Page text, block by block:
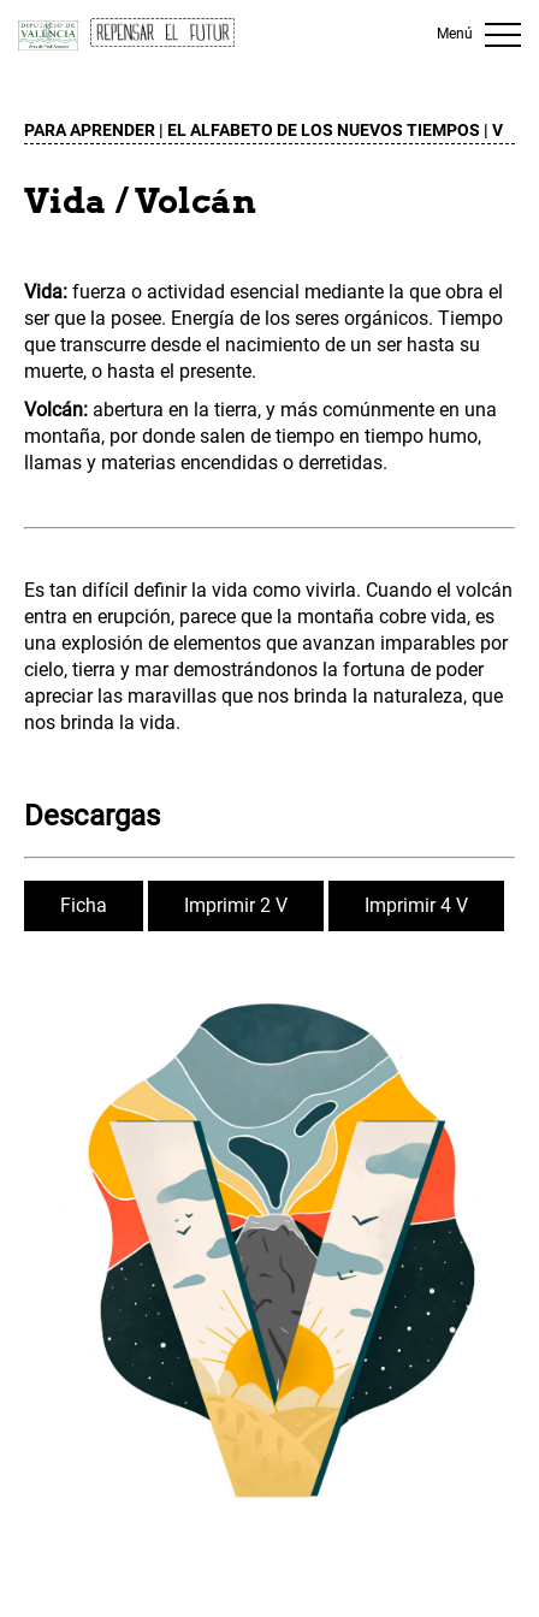
Menú
VALENCIÀ | CASTELLANO
PARA APRENDER | EL ALFABETO DE LOS NUEVOS TIEMPOS | V
Vida / Volcán
Vida: fuerza o actividad esencial mediante la que obra el
ser que la posee. Energía de los seres orgánicos. Tiempo
que transcurre desde el nacimiento de un ser hasta su
muerte, o hasta el presente.
Volcán: abertura en la tierra, y más comúnmente en una
montaña, por donde salen de tiempo en tiempo humo,
llamas y materias encendidas o derretidas.
Es tan difícil definir la vida como vivirla. Cuando el volcán
entra en erupción, parece que la montaña cobre vida, es
una explosión de elementos que avanzan imparables por
cielo, tierra y mar demostrándonos la fortuna de poder
apreciar las maravillas que nos brinda la naturaleza, que
nos brinda la vida.
Descargas
Ficha Imprimir 2 V Imprimir 4 V